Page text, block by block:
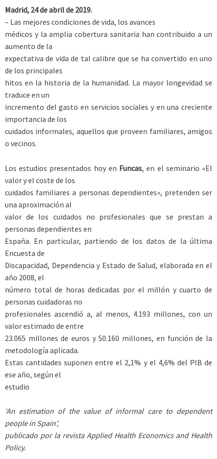
Madrid, 24 de abril de 2019.
– Las mejores condiciones de vida, los avances
médicos y la amplia cobertura sanitaria han contribuido a un
aumento de la
expectativa de vida de tal calibre que se ha convertido en uno
de los principales
hitos en la historia de la humanidad. La mayor longevidad se
traduce en un
incremento del gasto en servicios sociales y en una creciente
importancia de los
cuidados informales, aquellos que proveen familiares, amigos
o vecinos.
Los estudios presentados hoy en Funcas, en el seminario «El
valor y el coste de los
cuidados familiares a personas dependientes», pretenden ser
una aproximación al
valor de los cuidados no profesionales que se prestan a
personas dependientes en
España. En particular, partiendo de los datos de la última
Encuesta de
Discapacidad, Dependencia y Estado de Salud, elaborada en el
año 2008, el
número total de horas dedicadas por el millón y cuarto de
personas cuidadoras no
profesionales ascendió a, al menos, 4.193 millones, con un
valor estimado de entre
23.065 millones de euros y 50.160 millones, en función de la
metodología aplicada.
Estas cantidades suponen entre el 2,1% y el 4,6% del PIB de
ese año, según el
estudio
‘An estimation of the value of informal care to dependent
people in Spain’,
publicado por la revista Applied Health Economics and Health
Policy.